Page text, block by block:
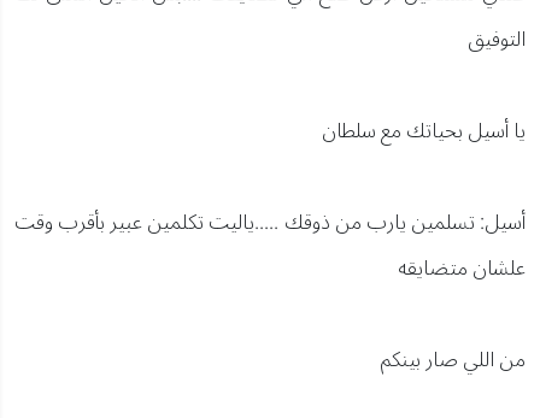
التوفيق
يا أسيل بحياتك مع سلطان
أسيل: تسلمين يارب من ذوقك .....ياليت تكلمين عبير بأقرب وقت
علشان متضايقه
من اللي صار بينكم